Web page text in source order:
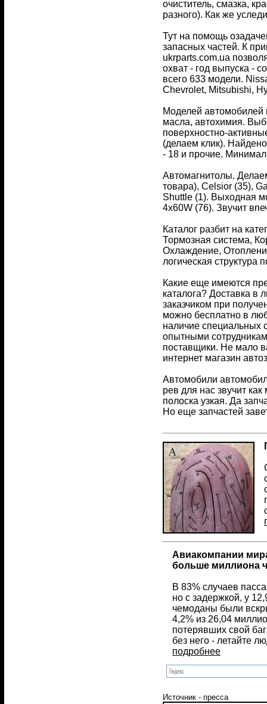
очиститель, смазка,
разного). Как же
Тут на помощь
запасных частей. К
ukrparts.com.ua
охват - год выпуска -
всего 633 модели.
Chevrolet, Mitsubishi,
Моделей автомобилей
масла, автохимия.
поверхностно-
(делаем клик).
- 18 и прочие.
Автомагнитолы.
товара), Celsior (35),
Shuttle (1). Выходная
4х60W (76). Звучит
Каталог разбит на
Тормозная система,
Охлаждение,
логическая структура
Какие еще имеются
каталога? Доставка в
заказчиком при
можно бесплатно в
наличие специальных
опытными
поставщики. Не мало
интернет магазин
Автомобили
рев для нас звучит
полоска узкая. Да
Но еще запчастей
Авиакомпании
больше миллиона
В 83% случаев
но с задержкой, у
чемоданы были
4,2% из 26,04
потерявших свой
без него - летайте
подробнее
Источник - пресса